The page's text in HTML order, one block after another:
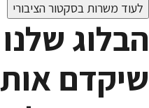
לעוד משרות בסקטור הציבורי
הבלוג
שיקדם